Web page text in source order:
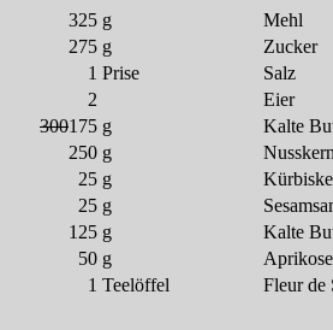
325 g
Mehl
275 g
Zucker
1 Prise
Salz
2
Eier
300175 g
Kalte
250 g
25 g
25 g
125 g
Kalte
50 g
1 Teelöffel Fleur de